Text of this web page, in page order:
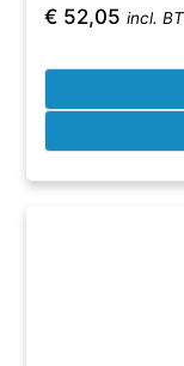
€ 52,05 incl.